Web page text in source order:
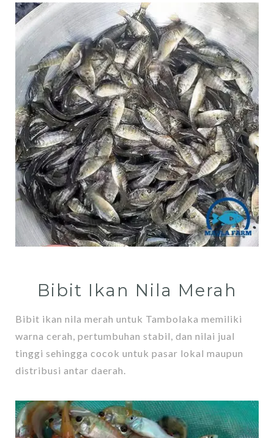
Bibit Ikan Nila Merah
Bibit ikan nila merah untuk Tambolaka memiliki
warna cerah, pertumbuhan stabil, dan nilai jual
tinggi sehingga cocok untuk pasar lokal maupun
distribusi antar daerah.